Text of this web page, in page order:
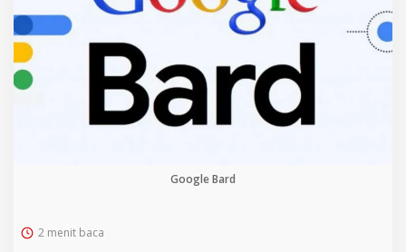
Google Bard
2 menit baca